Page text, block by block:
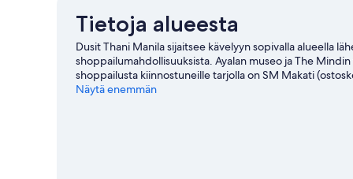
Tietoja alueesta
Dusit Thani Manila sijaitsee kävelyyn sopivalla alueella
shoppailumahdollisuuksista. Ayalan museo ja The
shoppailusta kiinnostuneille tarjolla on SM Makati
kanssa? Ayala Triangle Gardens on ehdoton kohde.
Näytä enemmän